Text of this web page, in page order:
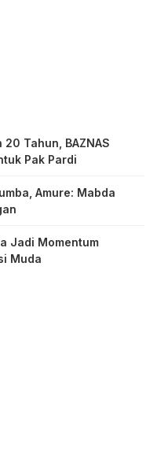
Tahun, BAZNAS
Pak Pardi
Amure: Mabda
Jadi Momentum
Muda